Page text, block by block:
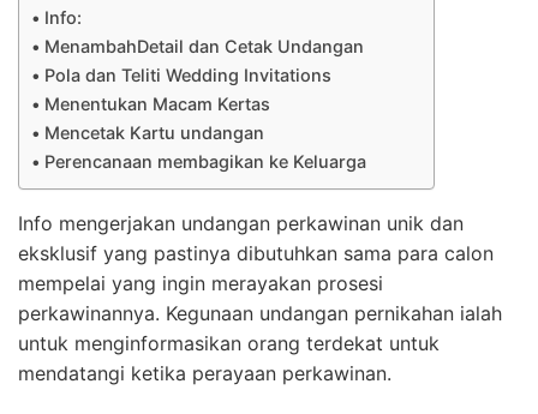
Info:
MenambahDetail dan Cetak Undangan
Pola dan Teliti Wedding Invitations
Menentukan Macam Kertas
Mencetak Kartu undangan
Perencanaan membagikan ke Keluarga
Info mengerjakan undangan perkawinan unik dan
eksklusif yang pastinya dibutuhkan sama para calon
mempelai yang ingin merayakan prosesi
perkawinannya. Kegunaan undangan pernikahan ialah
untuk menginformasikan orang terdekat untuk
mendatangi ketika perayaan perkawinan.